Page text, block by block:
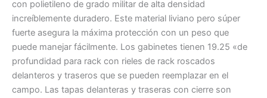
con polietileno de grado militar de alta densidad
increíblemente duradero. Este material liviano pero súper
fuerte asegura la máxima protección con un peso que
puede manejar fácilmente. Los gabinetes tienen 19.25 «de
profundidad para rack con rieles de rack roscados
delanteros y traseros que se pueden reemplazar en el
campo. Las tapas delanteras y traseras con cierre son